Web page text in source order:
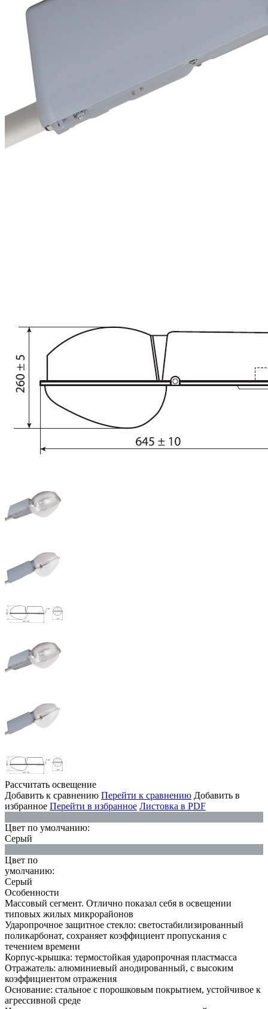
Рассчитать освещение
Добавить к сравнению Перейти к сравнению Добавить в
избранное Перейти в избранное Листовка в PDF
Цвет по умолчанию:
Серый
Цвет по
умолчанию:
Серый
Особенности
Массовый сегмент. Отлично показал себя в освещении
типовых жилых микрорайонов
Ударопрочное защитное стекло: светостабилизированный
поликарбонат, сохраняет коэффициент пропускания с
течением времени
Корпус-крышка: термостойкая ударопрочная пластмасса
Отражатель: алюминиевый анодированный, с высоким
коэффициентом отражения
Основание: стальное с порошковым покрытием, устойчивое к
агрессивной среде